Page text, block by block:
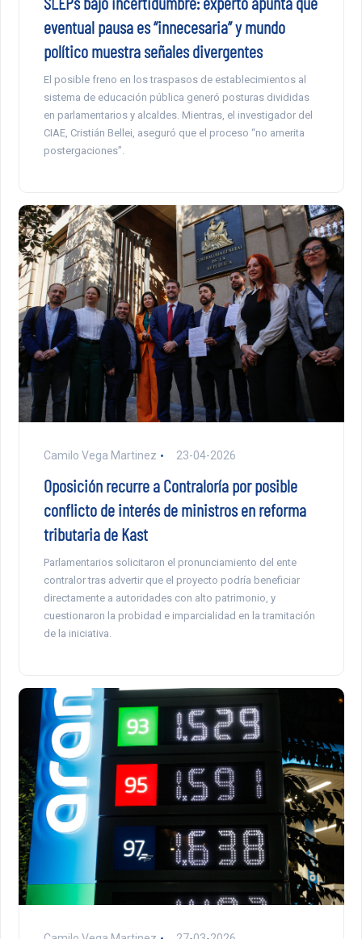
eventual pausa es “innecesaria” y mundo
político muestra señales divergentes
El posible freno en los traspasos de establecimientos al
sistema de educación pública generó posturas divididas
en parlamentarios y alcaldes. Mientras, el investigador del
CIAE, Cristián Bellei, aseguró que el proceso “no amerita
postergaciones”.
Camilo Vega Martinez 23-04-2026
Oposición recurre a Contraloría por posible
conflicto de interés de ministros en reforma
tributaria de Kast
Parlamentarios solicitaron el pronunciamiento del ente
contralor tras advertir que el proyecto podría beneficiar
directamente a autoridades con alto patrimonio, y
cuestionaron la probidad e imparcialidad en la tramitación
de la iniciativa.